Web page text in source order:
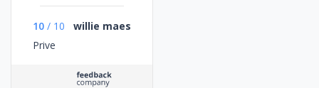
10 / 10
willie maes
Prive